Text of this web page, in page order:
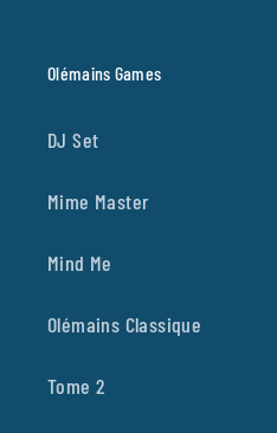
Olémains Games
DJ Set
Mime Master
Mind Me
Olémains Classique
Tome 2